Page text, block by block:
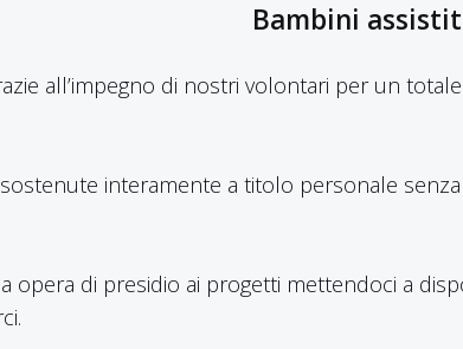
Bambini
all’impegno di nostri volontari per un
interamente a titolo personale
opera di presidio ai progetti mettendoci a